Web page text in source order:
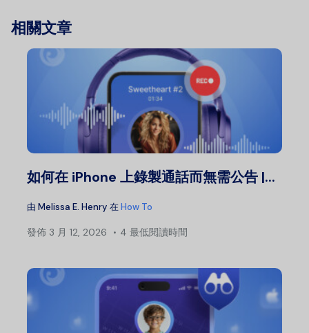
相關文章
如何在 iPhone 上錄製通話而無需公告 |...
由 Melissa E. Henry 在How To
發佈 3 月 12, 2026 4 最低閱讀時間